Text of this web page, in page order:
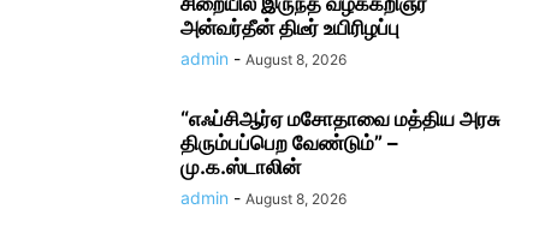
அன்வர்தீன் திடீர் உயிரிழப்பு
admin - August 8, 2026
“எஃப்சிஆர்ஏ மசோதாவை மத்திய அரசு
திரும்பப்பெற வேண்டும்” –
மு.க.ஸ்டாலின்
admin - August 8, 2026